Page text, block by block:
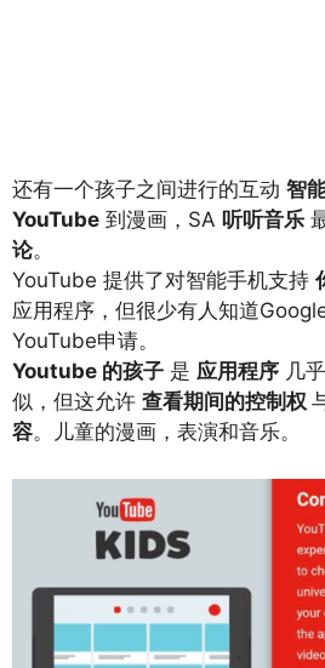
还有一个孩子之间进行的互动 智
YouTube 到漫画，SA 听听音乐
论。
YouTube 提供了对智能手机支持
应用程序，但很少有人知道
YouTube申请。
Youtube 的孩子 是 应用程序 几
似，但这允许 查看期间的控制权
容。儿童的漫画，表演和音乐。